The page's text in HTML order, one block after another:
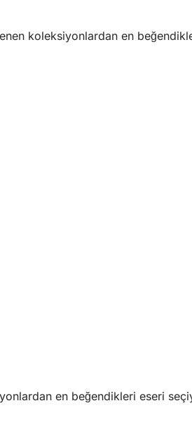
koleksiyonlardan en
en beğendikleri eseri